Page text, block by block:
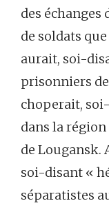
des
de soldats
aurait, soi-
prisonniers
choperait,
dans la
de Lougansk.
soi-disant «
séparatistes